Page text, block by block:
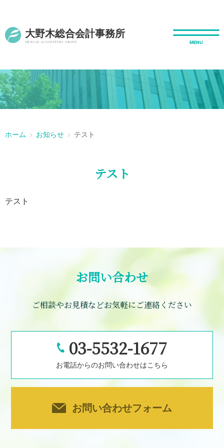
大野木総合会計事務所
OHNOGI ACCOUNTING GROUP
ホーム お知らせ テスト
テスト
テスト
お問い合わせ
ご相談やお見積などお気軽にご連絡ください
03-5532-1677
お電話からのお問い合わせはこちら
お問い合わせフォーム